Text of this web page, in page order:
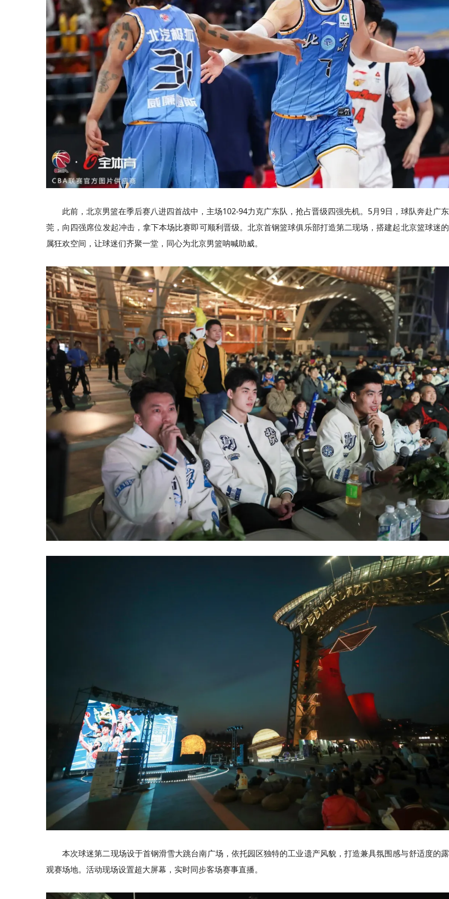
此前，北京男篮在季后赛八进四首战中，主场102-94力克广东队，抢占晋级四强先机。5月9日，球队奔赴广
莞，向四强席位发起冲击，拿下本场比赛即可顺利晋级。北京首钢篮球俱乐部打造第二现场，搭建起北京篮球迷
属狂欢空间，让球迷们齐聚一堂，同心为北京男篮呐喊助威。
本次球迷第二现场设于首钢滑雪大跳台南广场，依托园区独特的工业遗产风貌，打造兼具氛围感与舒适度的
观赛场地。活动现场设置超大屏幕，实时同步客场赛事直播。